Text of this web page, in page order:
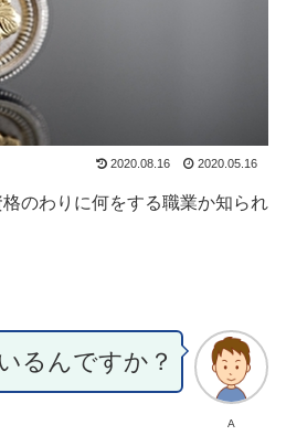
2020.08.16 2020.05.16
のわりに何をする職業か知られ
A
るんですか？